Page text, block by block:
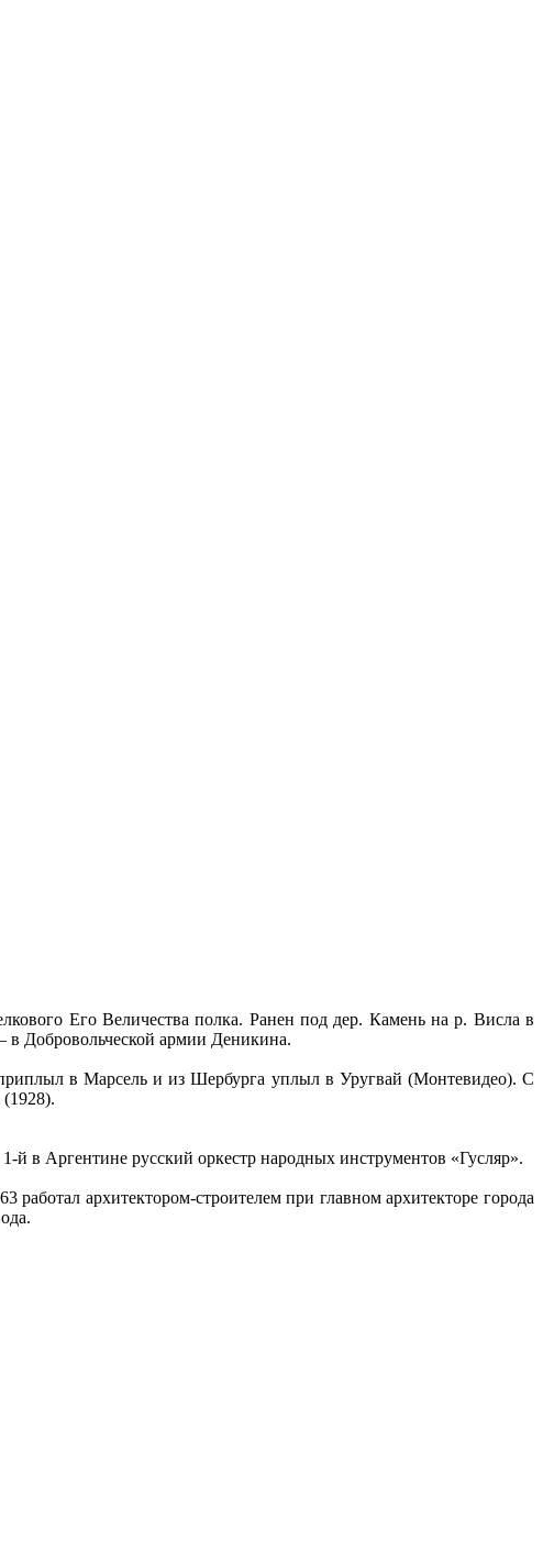
Его Величества полка. Ранен под дер. Камень на р. Висла в
в Добровольческой армии Деникина.
в Марсель и из Шербурга уплыл в Уругвай (Монтевидео). С
в Аргентине русский оркестр народных инструментов «Гусляр».
архитектором-строителем при главном архитекторе города